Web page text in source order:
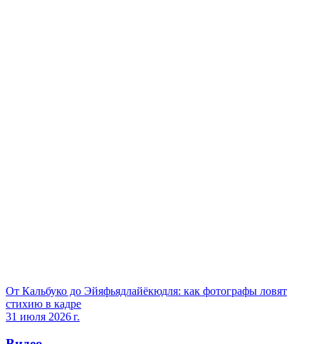
От Кальбуко до Эйяфьядлайёкюдля: как фотографы ловят
стихию в кадре
31 июля 2026 г.